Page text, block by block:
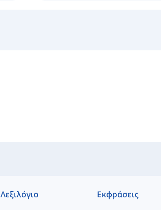
Λεξιλόγιο Εκφράσεις